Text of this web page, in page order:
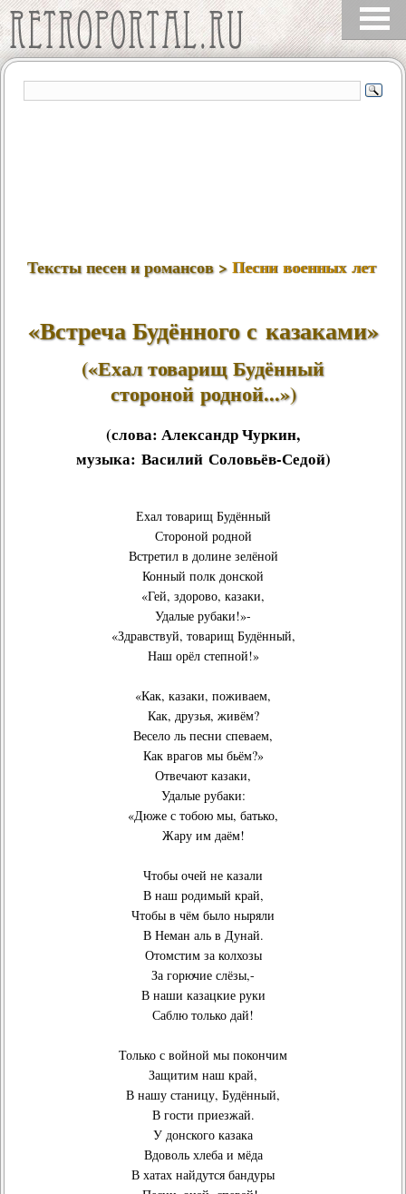
Тексты песен и романсов >Песни военных лет
«Встреча Будённого с казаками»
(«Ехал товарищ Будённый
стороной родной...»)
(слова: Александр Чуркин,
музыка: Василий Соловьёв-Седой)
Ехал товарищ Будённый
Стороной родной
Встретил в долине зелёной
Конный полк донской
«Гей, здорово, казаки,
Удалые рубаки!»-
«Здравствуй, товарищ Будённый,
Наш орёл степной!»
«Как, казаки, поживаем,
Как, друзья, живём?
Весело ль песни спеваем,
Как врагов мы бьём?»
Отвечают казаки,
Удалые рубаки:
«Дюже с тобою мы, батько,
Жару им даём!
Чтобы очей не казали
В наш родимый край,
Чтобы в чём было ныряли
В Неман аль в Дунай.
Отомстим за колхозы
За горючие слёзы,-
В наши казацкие руки
Саблю только дай!
Только с войной мы покончим
Защитим наш край,
В нашу станицу, Будённый,
В гости приезжай.
У донского казака
Вдоволь хлеба и мёда
В хатах найдутся бандуры